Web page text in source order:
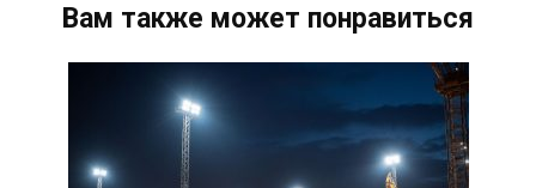
Вам также может понравиться